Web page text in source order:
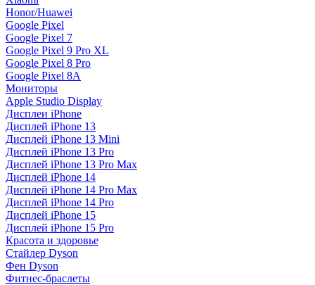
Honor/Huawei
Google Pixel
Google Pixel 7
Google Pixel 9 Pro XL
Google Pixel 8 Pro
Google Pixel 8A
Мониторы
Apple Studio Display
Дисплеи iPhone
Дисплей iPhone 13
Дисплей iPhone 13 Mini
Дисплей iPhone 13 Pro
Дисплей iPhone 13 Pro Max
Дисплей iPhone 14
Дисплей iPhone 14 Pro Max
Дисплей iPhone 14 Pro
Дисплей iPhone 15
Дисплей iPhone 15 Pro
Красота и здоровье
Стайлер Dyson
Фен Dyson
Фитнес-браслеты